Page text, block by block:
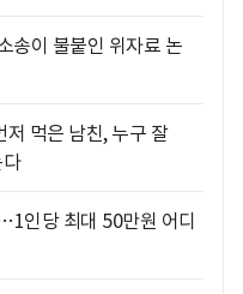
송이 불붙인 위자료 논
먹은 남친, 누구 잘
인당 최대 50만원 어디